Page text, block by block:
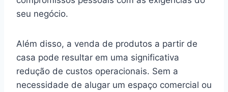
seu negócio.
Além disso, a venda de produtos a partir de
casa pode resultar em uma significativa
redução de custos operacionais. Sem a
necessidade de alugar um espaço comercial ou